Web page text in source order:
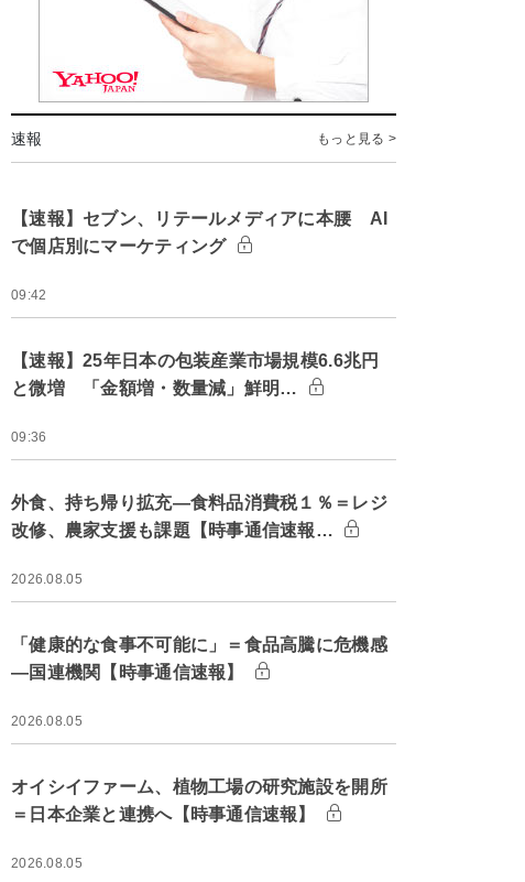
速報 もっと見る >
【速報】セブン、リテールメディアに本腰 AI
で個店別にマーケティング
09:42
【速報】25年日本の包装産業市場規模6.6兆円
と微増 「金額増・数量減」鮮明…
09:36
外食、持ち帰り拡充―食料品消費税１％＝レジ
改修、農家支援も課題【時事通信速報…
2026.08.05
「健康的な食事不可能に」＝食品高騰に危機感
―国連機関【時事通信速報】
2026.08.05
オイシイファーム、植物工場の研究施設を開所
＝日本企業と連携へ【時事通信速報】
2026.08.05